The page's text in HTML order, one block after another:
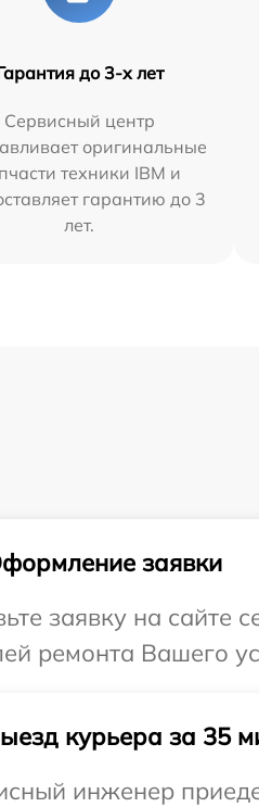
до 3-х лет
Сервисный центр
оригинальные
техники IBM и
гарантию до 3
лет.
заявки
заявку на сайте
ремонта Вашего
курьера за 35
инженер